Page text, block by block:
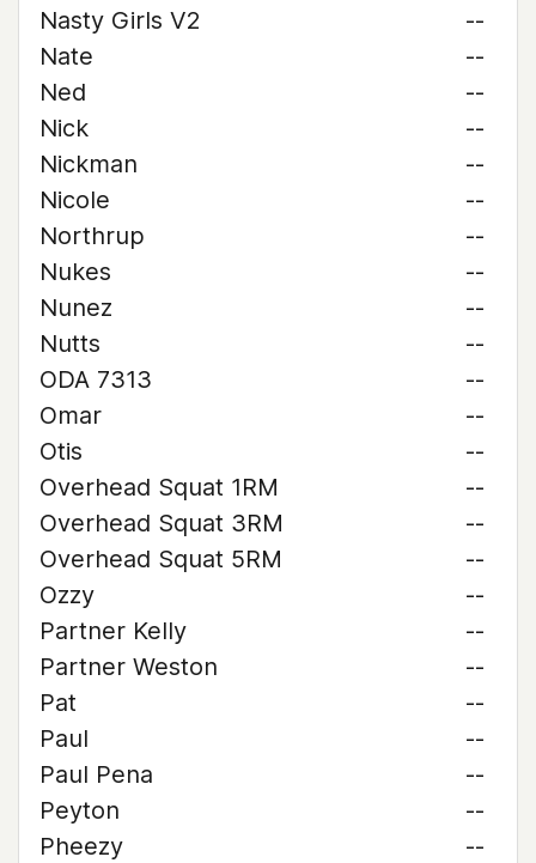
Nasty Girls V2
--
Nate
--
Ned
--
Nick
--
Nickman
--
Nicole
--
Northrup
--
Nukes
--
Nunez
--
Nutts
--
ODA 7313
--
Omar
--
Otis
--
Overhead Squat 1RM
--
Overhead Squat 3RM
--
Overhead Squat 5RM
--
Ozzy
--
Partner Kelly
--
Partner Weston
--
Pat
--
Paul
--
Paul Pena
--
Peyton
--
Pheezy
--